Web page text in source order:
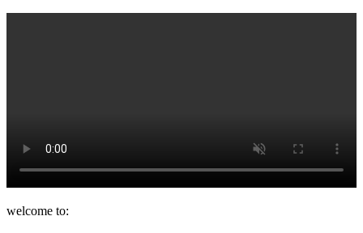
welcome to: